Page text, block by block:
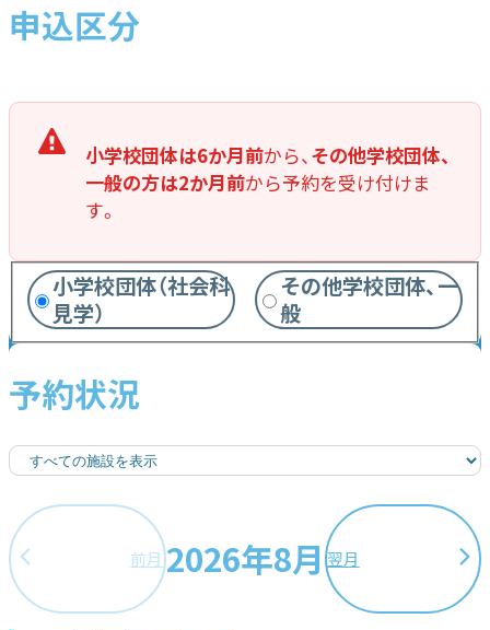
申込区分
小学校団体は6か月前から、 その他学校団体、
一般の方は2か月前から予約を受け付けま
す。
小学校団体（社会科
見学）
その他学校団体、一
般
予約状況
2026年8月
前月 翌月